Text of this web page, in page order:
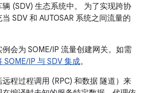
(SDV) 生态系统中。 为了实现跨协
SDV 和 AUTOSAR 系统之间流量的
会为 SOME/IP 流量创建网关。如需
SOME/IP 与 SDV 集成。
远程过程调用 (RPC) 和数据 隧道）来